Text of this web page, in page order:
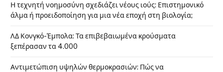
Η τεχνητή νοημοσύνη σχεδιάζει νέους ιούς: Επιστημονικό
άλμα ή προειδοποίηση για μια νέα εποχή στη βιολογία;
ΛΔ Κονγκό-Έμπολα: Τα επιβεβαιωμένα κρούσματα
ξεπέρασαν τα 4.000
Αντιμετώπιση υψηλών θερμοκρασιών: Πώς να